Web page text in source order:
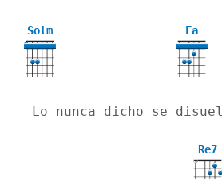
Solm
3
Fa
Lo nunca dicho se
Re7
X